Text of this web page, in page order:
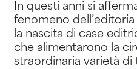
In questi anni si
fenomeno
la nascita di case
che alimentarono la
straordinaria varietà